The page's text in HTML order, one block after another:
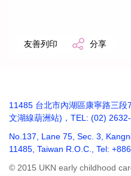
友善列印 分享
11485 台北市內湖區康寧路三
文湖線葫洲站)，TEL: (02)
No.137, Lane 75, Sec. 3,
11485, Taiwan R.O.C., Tel:
© 2015 UKN early childhood